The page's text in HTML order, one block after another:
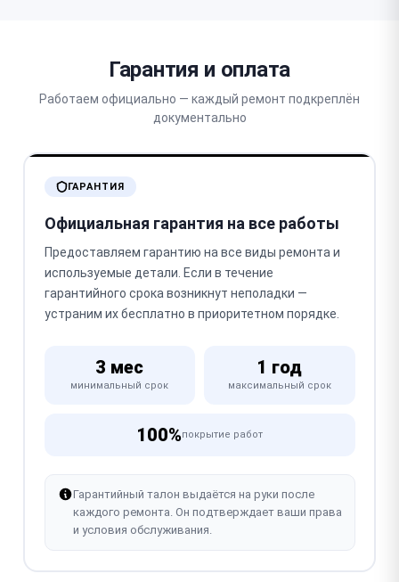
Гарантия и оплата
Работаем официально — каждый ремонт подкреплён
документально
ГАРАНТИЯ
Официальная гарантия на все работы
Предоставляем гарантию на все виды ремонта и
используемые детали. Если в течение
гарантийного срока возникнут неполадки —
устраним их бесплатно в приоритетном порядке.
3 мес
минимальный срок
1 год
максимальный срок
100%покрытие работ
Гарантийный талон выдаётся на руки после
каждого ремонта. Он подтверждает ваши права
и условия обслуживания.